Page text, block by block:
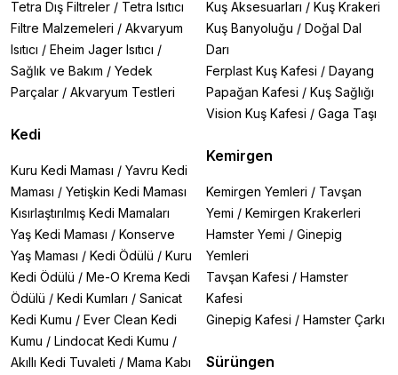
Tetra Dış Filtreler / Tetra Isıtıcı
Filtre Malzemeleri / Akvaryum
Isıtıcı / Eheim Jager Isıtıcı /
Sağlık ve Bakım / Yedek
Parçalar / Akvaryum Testleri
Kedi
Kuru Kedi Maması / Yavru Kedi
Maması / Yetişkin Kedi Maması
Kısırlaştırılmış Kedi Mamaları
Yaş Kedi Maması / Konserve
Yaş Maması / Kedi Ödülü / Kuru
Kedi Ödülü / Me-O Krema Kedi
Ödülü / Kedi Kumları / Sanicat
Kedi Kumu / Ever Clean Kedi
Kumu / Lindocat Kedi Kumu /
Akıllı Kedi Tuvaleti / Mama Kabı
Kuş Aksesuarları / Kuş Krakeri
Kuş Banyoluğu / Doğal Dal
Darı
Ferplast Kuş Kafesi / Dayang
Papağan Kafesi / Kuş Sağlığı
Vision Kuş Kafesi / Gaga Taşı
Kemirgen
Kemirgen Yemleri / Tavşan
Yemi / Kemirgen Krakerleri
Hamster Yemi / Ginepig
Yemleri
Tavşan Kafesi / Hamster
Kafesi
Ginepig Kafesi / Hamster Çarkı
Sürüngen